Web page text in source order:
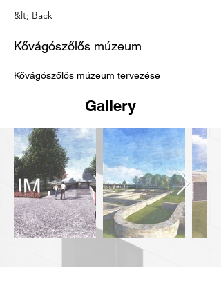
&lt; Back
Kővágószőlős múzeum
Kővágószőlős múzeum tervezése
Gallery